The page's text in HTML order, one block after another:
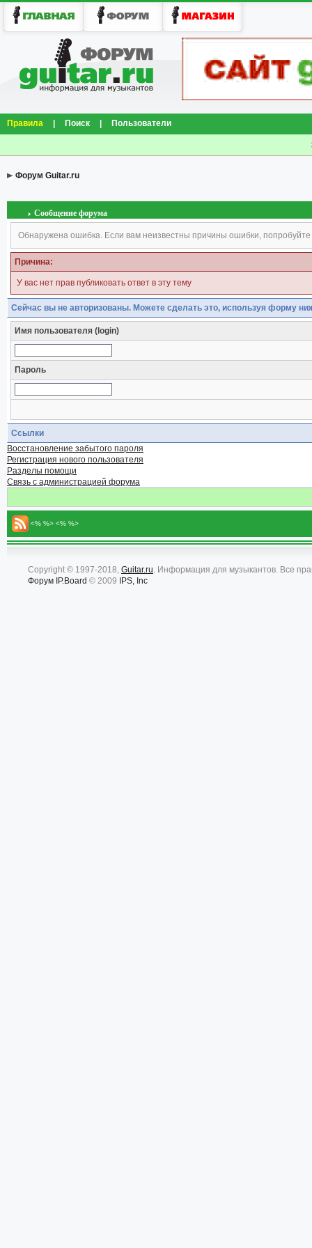
Правила Поиск Пользователи
Форум Guitar.ru
Сообщение форума
Обнаружена ошибка. Если вам неизвестны причины ошибки, попробуйте
Причина:
У вас нет прав публиковать ответ в эту тему
Сейчас вы не авторизованы. Можете сделать это, используя форму
Имя пользователя (login)
Пароль
Ссылки
Восстановление забытого пароля
Регистрация нового пользователя
Разделы помощи
Связь с администрацией форума
<% %> <% %>
Copyright © 1997-2018, Guitar.ru. Информация для музыкантов. Все
Форум IP.Board © 2009 IPS, Inc